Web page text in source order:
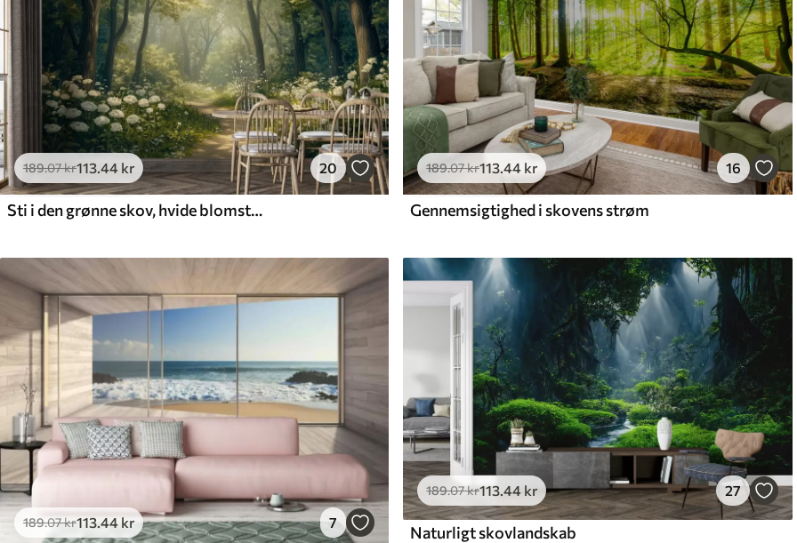
189.07kr113.44 kr 20
Sti i den grønne skov, hvide blomster, sollys, tegning i akrylstil
189.07kr113.44 kr 16
Gennemsigtighed i skovens strøm
189.07kr113.44 kr 7
189.07kr113 .44 kr 27
Naturligt skovlandskab